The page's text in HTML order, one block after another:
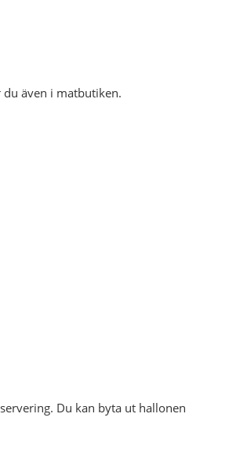
även i matbutiken.
Du kan byta ut hallonen